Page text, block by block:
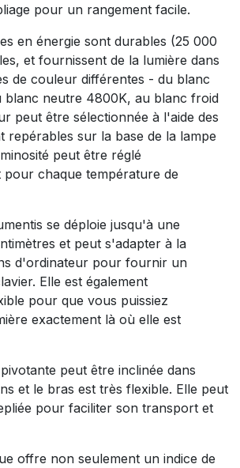
pour un rangement facile.
en énergie sont durables (25 000
et fournissent de la lumière dans
de couleur différentes - du blanc
blanc neutre 4800K, au blanc froid
peut être sélectionnée à l'aide des
repérables sur la base de la lampe
peut être réglé
pour chaque température de
se déploie jusqu'à une
et peut s'adapter à la
d'ordinateur pour fournir un
Elle est également
pour que vous puissiez
exactement là où elle est
peut être inclinée dans
et le bras est très flexible. Elle peut
pour faciliter son transport et
offre non seulement un indice de